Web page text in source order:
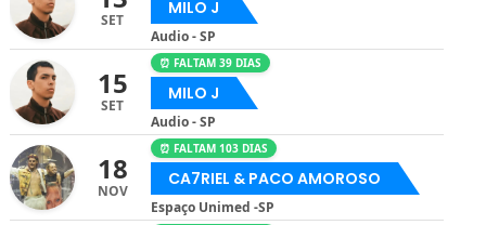
SET
MILO J
Audio - SP
15
SET
⏰ FALTAM 39 DIAS
MILO J
Audio - SP
18
NOV
⏰ FALTAM 103 DIAS
CA7RIEL & PACO AMOROSO
Espaço Unimed -SP